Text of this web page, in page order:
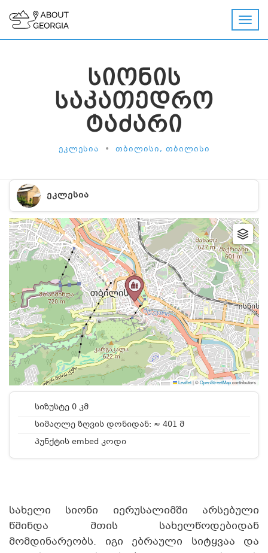
ᲡᲘᲝᲜᲘᲡ
ᲡᲐᲙᲐᲗᲔᲓᲠᲝ
ᲢᲐᲫᲐᲠᲘ
ᲔᲙᲚᲔᲡᲘᲐ • ᲗᲑᲘᲚᲘᲡᲘ, ᲗᲑᲘᲚᲘᲡᲘ
ᲔᲙᲚᲔᲡᲘᲐ
Leaflet|©OpenStreetMapcontributors
სიზუსტე 0 კმ
სიმაღლე ზღვის დონიდან: ≈ 401 მ
პუნქტის embed კოდი
სახელი სიონი იერუსალიმში არსებული
წმინდა მთის სახელწოდებიდან
მომდინარეობს. იგი ებრაული სიტყვაა და